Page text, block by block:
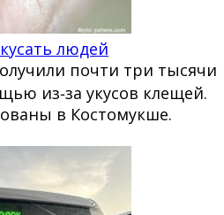
людей
почти три тысячи
из‑за укусов клещей.
в Костомукше.